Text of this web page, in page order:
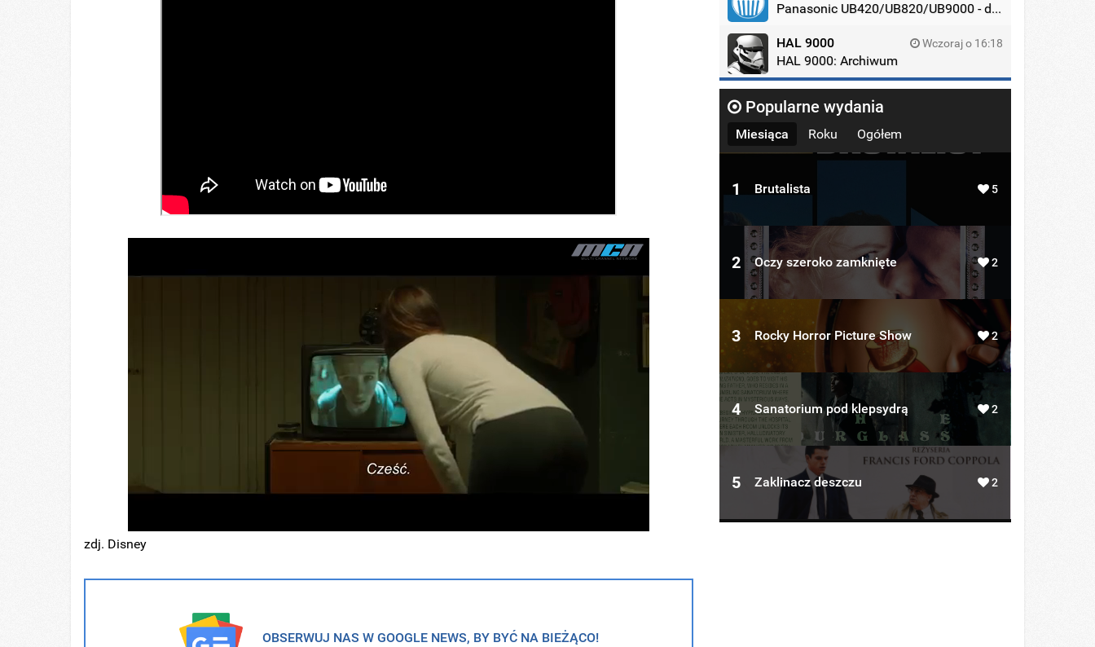
zdj. Disney
OBSERWUJ NAS W GOOGLE NEWS, BY BYĆ NA BIEŻĄCO!
Panasonic UB420/UB820/UB9000 - dyskusja
HAL 9000 Wczoraj o 16:18
HAL 9000: Archiwum
Popularne wydania
Miesiąca Roku Ogółem
1 Brutalista 5
2 Oczy szeroko zamknięte 2
3 Rocky Horror Picture Show 2
4 Sanatorium pod klepsydrą 2
5 Zaklinacz deszczu 2